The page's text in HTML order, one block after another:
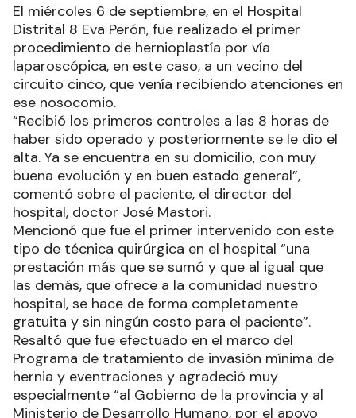
El miércoles 6 de septiembre, en el Hospital
Distrital 8 Eva Perón, fue realizado el primer
procedimiento de hernioplastía por vía
laparoscópica, en este caso, a un vecino del
circuito cinco, que venía recibiendo atenciones en
ese nosocomio.
“Recibió los primeros controles a las 8 horas de
haber sido operado y posteriormente se le dio el
alta. Ya se encuentra en su domicilio, con muy
buena evolución y en buen estado general”,
comentó sobre el paciente, el director del
hospital, doctor José Mastori.
Mencionó que fue el primer intervenido con este
tipo de técnica quirúrgica en el hospital “una
prestación más que se sumó y que al igual que
las demás, que ofrece a la comunidad nuestro
hospital, se hace de forma completamente
gratuita y sin ningún costo para el paciente”.
Resaltó que fue efectuado en el marco del
Programa de tratamiento de invasión mínima de
hernia y eventraciones y agradeció muy
especialmente “al Gobierno de la provincia y al
Ministerio de Desarrollo Humano, por el apoyo